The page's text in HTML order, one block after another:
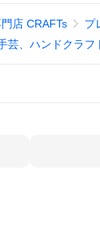
店 CRAFTs プ
芸、ハンドクラフ